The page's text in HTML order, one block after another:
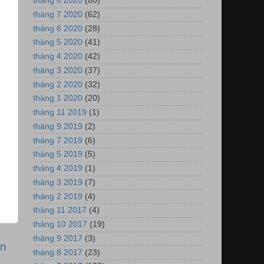
tháng 7 2020 (62)
tháng 6 2020 (28)
tháng 5 2020 (41)
tháng 4 2020 (42)
tháng 3 2020 (37)
tháng 2 2020 (32)
tháng 1 2020 (20)
tháng 11 2019 (1)
tháng 9 2019 (2)
tháng 7 2019 (6)
tháng 5 2019 (5)
tháng 4 2019 (1)
tháng 3 2019 (7)
tháng 2 2019 (4)
tháng 11 2017 (4)
tháng 10 2017 (19)
tháng 9 2017 (3)
tháng 8 2017 (23)